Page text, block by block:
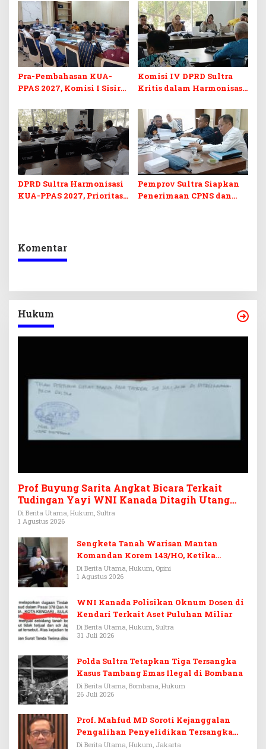
di Sultra
Ikuti Lomba Bola Gotong
Pra-Pembahasan KUA-
PPAS 2027, Komisi I Sisir
Berkelanjutan
Komisi IV DPRD Sultra
Kritis dalam Harmonisasi
Perubahan APBD 2026
DPRD Sultra Harmonisasi
KUA-PPAS 2027, Prioritas
Pemprov Sultra Siapkan
Penerimaan CPNS dan
Komentar
Hukum
Prof Buyung Sarita Angkat Bicara Terkait
Tudingan Yayi WNI Kanada Ditagih Utang
Rp3,6 Miliar
Di Berita Utama, Hukum, Sultra
1 Agustus 2026
Sengketa Tanah Warisan Mantan
Komandan Korem 143/HO, Ketika
Warisan Menjadi Arena Pemerasan
Di Berita Utama, Hukum, Opini
1 Agustus 2026
WNI Kanada Polisikan Oknum Dosen di
Kendari Terkait Aset Puluhan Miliar
Di Berita Utama, Hukum, Sultra
31 Juli 2026
Polda Sultra Tetapkan Tiga Tersangka
Kasus Tambang Emas Ilegal di Bombana
Di Berita Utama, Bombana, Hukum
26 Juli 2026
Prof. Mahfud MD Soroti Kejanggalan
Pengalihan Penyelidikan Tersangka
Febrie Adriansyah
Di Berita Utama, Hukum, Jakarta